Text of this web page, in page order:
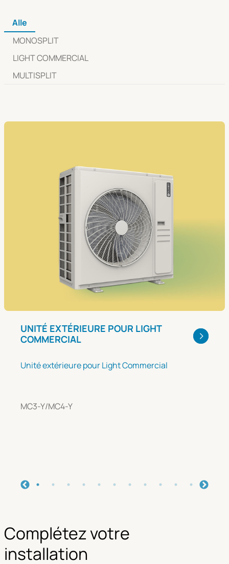
Alle
MONOSPLIT
LIGHT COMMERCIAL
MULTISPLIT
UNITÉ EXTÉRIEURE POUR LIGHT
COMMERCIAL
Unité extérieure pour Light Commercial
MC3-Y/MC4-Y
Complétez votre
installation